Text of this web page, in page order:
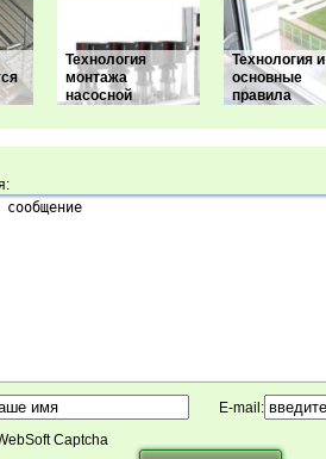
Технология
монтажа
насосной
Технология и
основные
правила
E-mail:
Captcha